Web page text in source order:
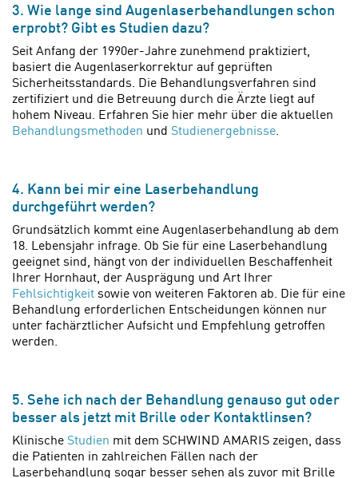
3. Wie lange sind Augenlaserbehandlungen schon
erprobt? Gibt es Studien dazu?
Seit Anfang der 1990er-Jahre zunehmend praktiziert,
basiert die Augenlaserkorrektur auf geprüften
Sicherheitsstandards. Die Behandlungsverfahren sind
zertifiziert und die Betreuung durch die Ärzte liegt auf
hohem Niveau. Erfahren Sie hier mehr über die aktuellen
Behandlungsmethoden und Studienergebnisse.
4. Kann bei mir eine Laserbehandlung
durchgeführt werden?
Grundsätzlich kommt eine Augenlaserbehandlung ab dem
18. Lebensjahr infrage. Ob Sie für eine Laserbehandlung
geeignet sind, hängt von der individuellen Beschaffenheit
Ihrer Hornhaut, der Ausprägung und Art Ihrer
Fehlsichtigkeit sowie von weiteren Faktoren ab. Die für eine
Behandlung erforderlichen Entscheidungen können nur
unter fachärztlicher Aufsicht und Empfehlung getroffen
werden.
5. Sehe ich nach der Behandlung genauso gut oder
besser als jetzt mit Brille oder Kontaktlinsen?
Klinische Studien mit dem SCHWIND AMARIS zeigen, dass
die Patienten in zahlreichen Fällen nach der
Laserbehandlung sogar besser sehen als zuvor mit Brille